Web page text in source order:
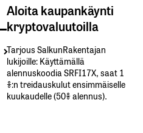
Aloita kaupankäynti
kryptovaluutoilla
Tarjous SalkunRakentajan
lukijoille: Käyttämällä​ ​
alennuskoodia​ ​SRFI17X,​ ​saat​ ​1
%:n treidauskulut​ ​ensimmäiselle​ ​
kuukaudelle​ ​(50%​ ​alennus).